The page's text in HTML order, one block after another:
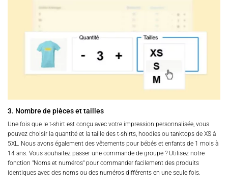
3. Nombre de pièces et tailles
Une fois que le t-shirt est conçu avec votre impression personnalisée, vous
pouvez choisir la quantité et la taille des t-shirts, hoodies ou tanktops de XS à
5XL. Nous avons également des vêtements pour bébés et enfants de 1 mois à
14 ans. Vous souhaitez passer une commande de groupe ? Utilisez notre
fonction "Noms et numéros" pour commander facilement des produits
identiques avec des noms ou des numéros différents en une seule fois.